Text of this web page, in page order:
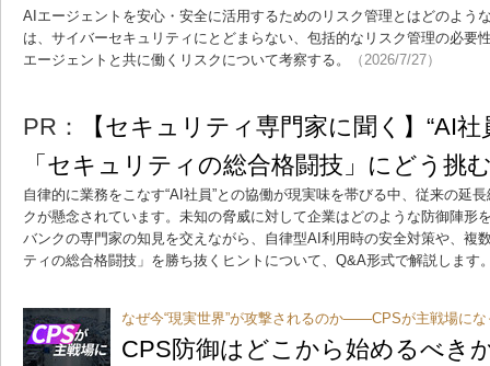
AIエージェントを安心・安全に活用するためのリスク管理とはどのよう
は、サイバーセキュリティにとどまらない、包括的なリスク管理の必要
エージェントと共に働くリスクについて考察する。
（2026/7/27）
PR：
【セキュリティ専門家に聞く】“AI
「セキュリティの総合格闘技」にどう挑
自律的に業務をこなす“AI社員”との協働が現実味を帯びる中、従来の延
クが懸念されています。未知の脅威に対して企業はどのような防御陣形
バンクの専門家の知見を交えながら、自律型AI利用時の安全対策や、複
ティの総合格闘技」を勝ち抜くヒントについて、Q&A形式で解説します
なぜ今“現実世界”が攻撃されるのか――CPSが主戦場に
CPS防御はどこから始めるべき